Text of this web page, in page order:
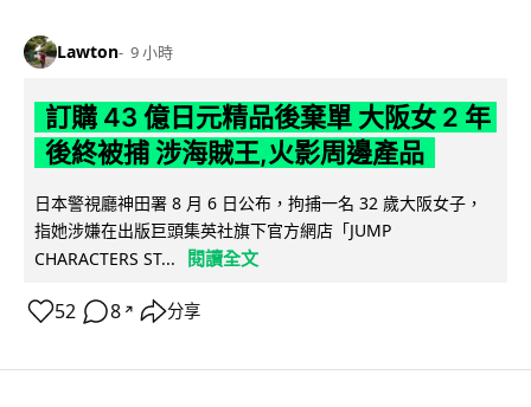
Lawton 9 小時
訂購 43 億日元精品後棄單 大阪女 2 年
後終被捕 涉海賊王,火影周邊產品
日本警視廳神田署 8 月 6 日公布，拘捕一名 32 歲大阪女子，
指她涉嫌在出版巨頭集英社旗下官方網店「JUMP
CHARACTERS ST...
閱讀全文
52 8 ↗ 分享